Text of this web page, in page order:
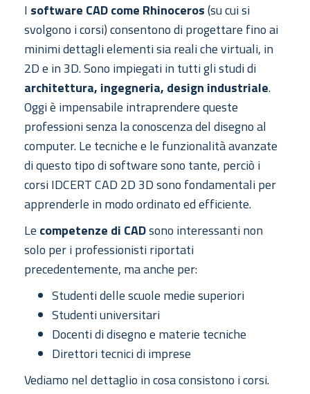
I software CAD come Rhinoceros(su cui si
svolgono i corsi) consentono di progettare fino ai
minimi dettagli elementi sia reali che virtuali, in
2D e in 3D. Sono impiegati in tutti gli studi di
architettura, ingegneria, design industriale.
Oggi è impensabile intraprendere queste
professioni senza la conoscenza del disegno al
computer. Le tecniche e le funzionalità avanzate
di questo tipo di software sono tante, perciò i
corsi IDCERT CAD 2D 3D sono fondamentali per
apprenderle in modo ordinato ed efficiente.
Le competenze di CADsono interessanti non
solo per i professionisti riportati
precedentemente, ma anche per:
Studenti delle scuole medie superiori
Studenti universitari
Docenti di disegno e materie tecniche
Direttori tecnici di imprese
Vediamo nel dettaglio in cosa consistono i corsi.